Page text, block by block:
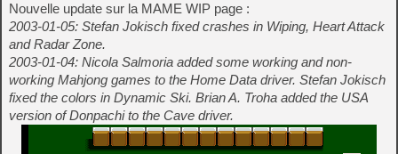
Nouvelle update sur la MAME WIP page :
2003-01-05: Stefan Jokisch fixed crashes in Wiping, Heart Attack
and Radar Zone.
2003-01-04: Nicola Salmoria added some working and non-
working Mahjong games to the Home Data driver. Stefan Jokisch
fixed the colors in Dynamic Ski. Brian A. Troha added the USA
version of Donpachi to the Cave driver.